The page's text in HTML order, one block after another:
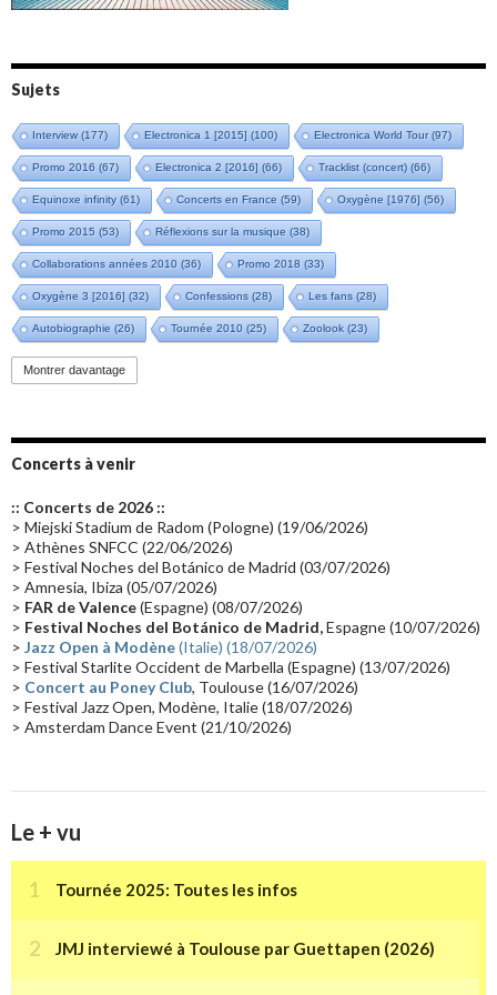
Sujets
Interview(177) Electronica 1 [2015] (100) Electronica World Tour(97)
Promo 2016 (67) Electronica 2 [2016] (66) Tracklist (concert) (66)
Equinoxe infinity(61) Concerts en France (59) Oxygène [1976] (56)
Promo 2015 (53) Réflexions sur la musique (38)
Collaborations années 2010 (36) Promo 2018 (33)
Oxygène 3 [2016] (32) Confessions (28) Les fans (28)
Autobiographie (26) Tournée 2010 (25) Zoolook (23)
Promo 2019(23)
Groupe de Recherche Musicale
Passages radio Vidéo Jarrecast (16) Synthé 80's
Les concerts en Chine(16) Cinéma
Synthé Roland(15) Belgique(15)
(14) Astronomie (14)
Tournée 2025(14) 2024(14) Chine(13)
Montrer davantage
Concerts à venir
:: Concerts de 2026 ::
> Miejski Stadium de Radom (Pologne) (19/06/2026)
> Athènes SNFCC (22/06/2026)
> Festival Noches del Botánico de Madrid (03/07/2026)
> Amnesia, Ibiza (05/07/2026)
> FAR de Valence(Espagne) (08/07/2026)
> Festival Noches del Botánico de Madrid,Espagne (10/07/2026)
> Jazz Open à Modène(Italie) (18/07/2026)
> Festival Starlite Occident de Marbella (Espagne) (13/07/2026)
> Concert au Poney Club, Toulouse (16/07/2026)
> Festival Jazz Open, Modène, Italie (18/07/2026)
> Amsterdam Dance Event (21/10/2026)
Le + vu